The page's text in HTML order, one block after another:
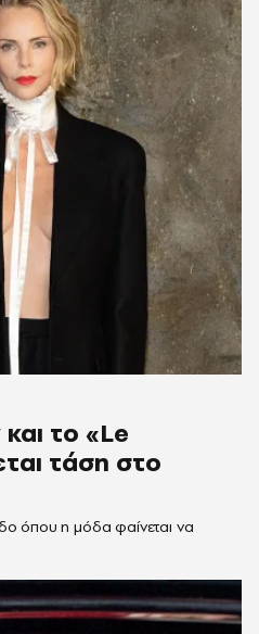
το «Le
τάση στο
όπου η μόδα φαίνεται να